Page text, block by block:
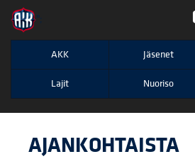
";
AKK Jäsenet
Lajit Nuoriso
AJANKOHTAISTA